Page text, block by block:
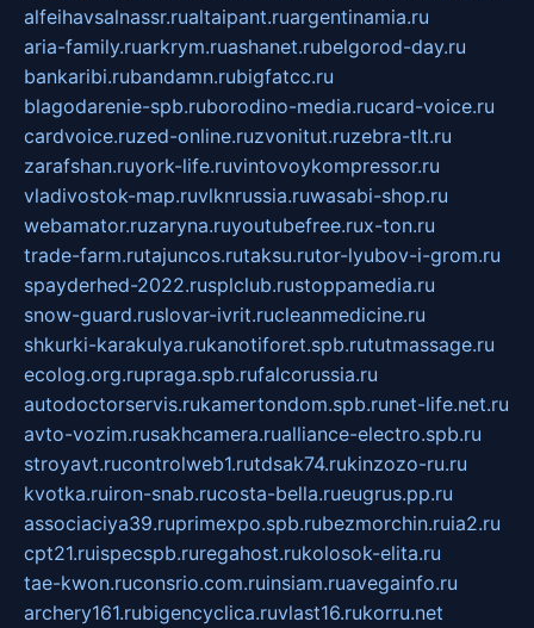
alfeihavsalnassr.rualtaipant.ruargentinamia.ru
aria-family.ruarkrym.ruashanet.rubelgorod-day.ru
bankaribi.rubandamn.rubigfatcc.ru
blagodarenie-spb.ruborodino-media.rucard-voice.ru
cardvoice.ruzed-online.ruzvonitut.ruzebra-tlt.ru
zarafshan.ruyork-life.ruvintovoykompressor.ru
vladivostok-map.ruvlknrussia.ruwasabi-shop.ru
webamator.ruzaryna.ruyoutubefree.rux-ton.ru
trade-farm.rutajuncos.rutaksu.rutor-lyubov-i-grom.ru
spayderhed-2022.rusplclub.rustoppamedia.ru
snow-guard.ruslovar-ivrit.rucleanmedicine.ru
shkurki-karakulya.rukanotiforet.spb.rututmassage.ru
ecolog.org.rupraga.spb.rufalcorussia.ru
autodoctorservis.rukamertondom.spb.runet-life.net.ru
avto-vozim.rusakhcamera.rualliance-electro.spb.ru
stroyavt.rucontrolweb1.rutdsak74.rukinzozo-ru.ru
kvotka.ruiron-snab.rucosta-bella.rueugrus.pp.ru
associaciya39.ruprimexpo.spb.rubezmorchin.ruia2.ru
cpt21.ruispecspb.ruregahost.rukolosok-elita.ru
tae-kwon.ruconsrio.com.ruinsiam.ruavegainfo.ru
archery161.rubigencyclica.ruvlast16.rukorru.net